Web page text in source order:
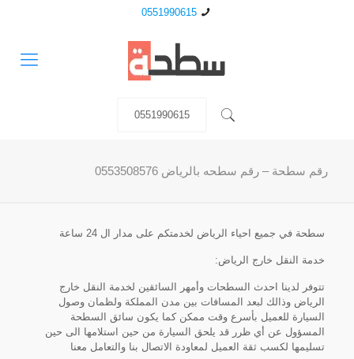
0551990615
0551990615
رقم سطحة – رقم سطحه بالرياض 0553508576
سطحة في جميع احياء الرياض لخدمتكم على مدار ال 24 ساعة
خدمة النقل خارج الرياض:
تتوفر لدينا احدث السطحات وأمهر السائقين لخدمة النقل خارج
الرياض وذالك لبعد المسافات بين مدن المملكة ولظمان وصول
السيارة للعميل بأسرع وقت ممكن كما يكون سائق السطحة
المسؤول عن أي ظرر قد يلحق السيارة من حين استلامها الى حين
تسليمها لكسب ثقة العميل لمعاودة الاتصال بنا والتعامل معنا